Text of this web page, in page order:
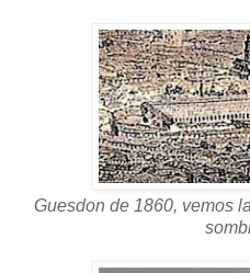
Guesdon de 1860, vemos